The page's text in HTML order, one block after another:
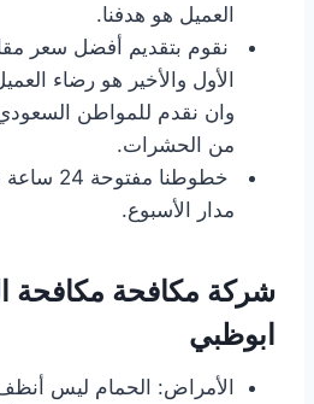
العميل هو هدفنا.
نقوم بتقديم أفضل سعر
الأول والأخير هو رضاء
وان نقدم للمواطن السعودي
من الحشرات.
خطوطنا
مدار الأسبوع.
شركة مكافحة مكافحة
ابوظبي
الأمراض: الحمام ليس أنظف